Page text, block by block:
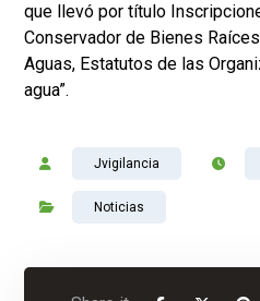
que llevó por título
Conservador de Bienes
Aguas, Estatutos de las
agua”.
Jvigilancia
Noticias